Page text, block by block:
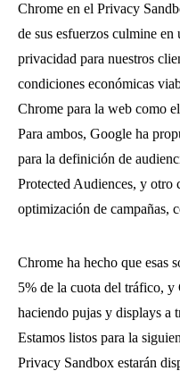
Chrome en el Privacy
de sus esfuerzos culmine
privacidad para nuestros
condiciones económicas
Chrome para la web como
Para ambos, Google ha
para la definición de
Protected Audiences, y otro
optimización de campañas,
Chrome ha hecho que esas
5% de la cuota del tráfico, y
haciendo pujas y displays a
Estamos listos para la
Privacy Sandbox estarán